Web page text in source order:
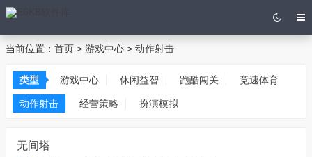
当前位置： 首页 > 游戏中心 > 动作射击
类型 游戏中心 休闲益智 跑酷闯关 竞速体育
动作射击 经营策略 扮演模拟
无间塔